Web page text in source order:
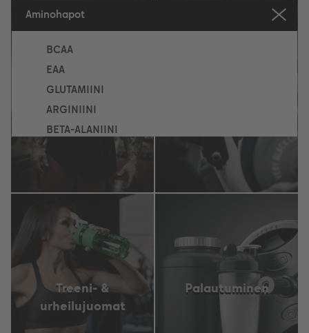
Aminohapot
BCAA
EAA
GLUTAMIINI
ARGINIINI
BETA-ALANIINI
MUUT AMINOHAPOT
KAIKKI AMINOHAPOT
KAIKKI LISÄRAVINTEET
Tehonlisääjät (pwo)
& kreatiinit
Treeni- &
urheilujuomat
Palautuminen